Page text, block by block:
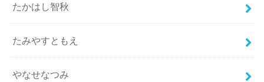
たかはし智秋
たみやすともえ
やなせなつみ